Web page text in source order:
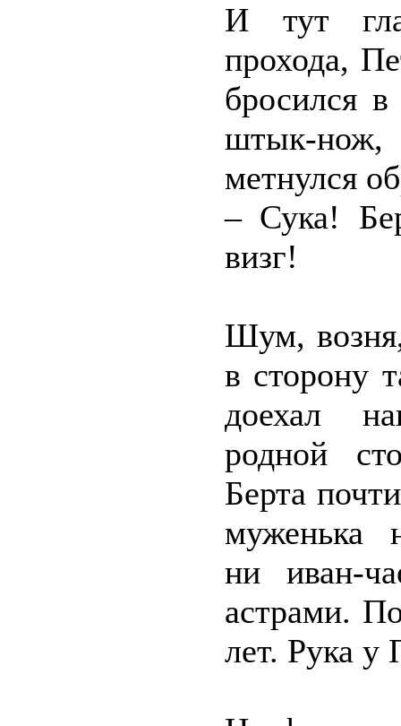
И тут
прохода,
бросился
штык-
метнулся
– Сука!
визг!
Шум,
в сторону
доехал
родной
Берта
муженька
ни иван-
астрами.
лет. Рука